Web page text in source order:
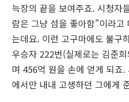
늑장의 끝을 보여주죠. 시청자
람은 그냥 섬을 좋아함”이라고
는데요. 이런 고구마에도 불구
우승자 222번(실제로는 김준
며 456억 원을 손에 얻게 되죠
에서만 내내 고생하던 그에게